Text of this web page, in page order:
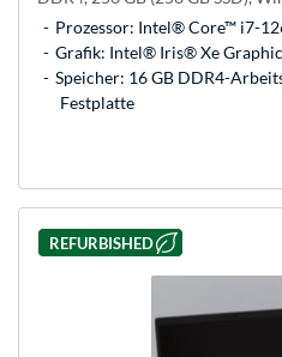
Prozessor: Intel® Core™ i7-
Grafik: Intel® Iris® Xe
Speicher: 16 GB DDR4-
Festplatte
REFURBISHED